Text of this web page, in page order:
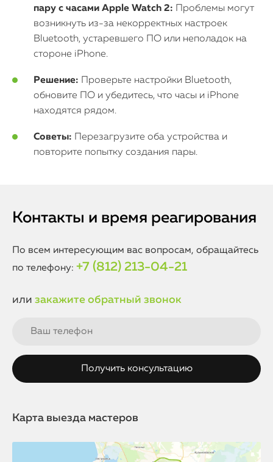
пару с часами Apple Watch 2: Проблемы могут
возникнуть из-за некорректных настроек
Bluetooth, устаревшего ПО или неполадок на
стороне iPhone.
Решение: Проверьте настройки Bluetooth,
обновите ПО и убедитесь, что часы и iPhone
находятся рядом.
Советы: Перезагрузите оба устройства и
повторите попытку создания пары.
Контакты и время реагирования
По всем интересующим вас вопросам, обращайтесь
по телефону: +7 (812) 213-04-21
или закажите обратный звонок
Карта выезда мастеров